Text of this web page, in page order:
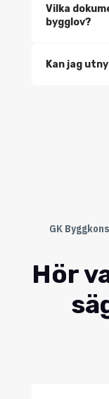
Vilka
bygglov?
Kan jag
GK
Hör